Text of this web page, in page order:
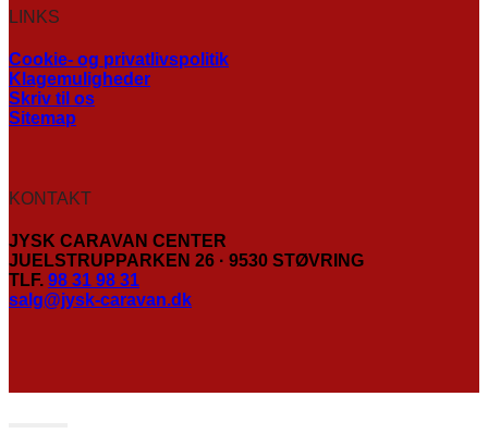
LINKS
Cookie- og privatlivspolitik
Klagemuligheder
Skriv til os
Sitemap
KONTAKT
JYSK CARAVAN CENTER
JUELSTRUPPARKEN 26 · 9530 STØVRING
TLF. 98 31 98 31
salg@jysk-caravan.dk